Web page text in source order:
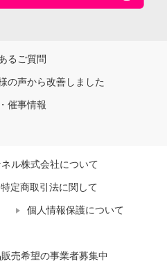
るご質問
の声から改善しました
催事情報
ル株式会社について
特定商取引法に関して
個人情報保護について
売希望の事業者募集中